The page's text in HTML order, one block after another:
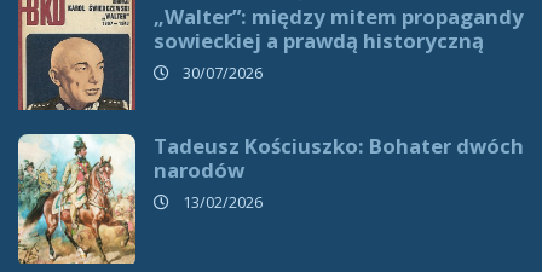
„Walter”: między mitem propagandy
sowieckiej a prawdą historyczną
30/07/2026
Tadeusz Kościuszko: Bohater dwóch
narodów
13/02/2026